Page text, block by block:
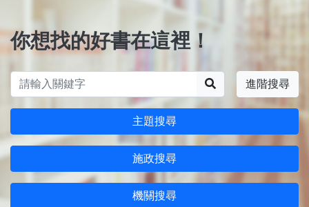
你想找的好書在這裡！
進階搜尋
主題搜尋
施政搜尋
機關搜尋